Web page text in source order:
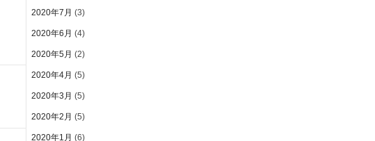
2020年7月 (3)
2020年6月 (4)
2020年5月 (2)
2020年4月 (5)
2020年3月 (5)
2020年2月 (5)
2020年1月 (6)